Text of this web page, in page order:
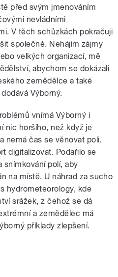
před svým jmenováním
nevládními
V těch schůzkách pokračuji
společně. Nehájím zájmy
velkých organizací, mě
abychom se dokázali
zemědělce a také
Výborný.
vnímá Výborný i
nic horšího, než když je
nemá čas se věnovat poli.
digitalizovat. Podařilo se
snímkování polí, aby
na místě. U náhrad za sucho
hydrometeorology, kde
srážek, z čehož se dá
a zemědělec má
příklady zlepšení.